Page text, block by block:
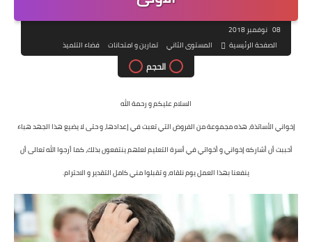
08 نوفمبر 2018
الصفحة الرئيسية
المستوى الثاني تمارين و امتحانات فضاء التلميذ
الحجم
السلام عليكم و رحمة الله
إخواني الأساتذة، هذه مجموعة من الفروض التي تعبت في إعدادها، و حتى لا يضيع هذا الجهد هباء
أحببت أن أشاركه إخواني و أخواتي في أسرة التعليم لعلهم ينتفعون بذلك، كما أرجوا الله تعالى أن
ينفعنا بهذا العمل يوم نلقاه، و تقبلوا مني كامل التقدير و الاحترام.